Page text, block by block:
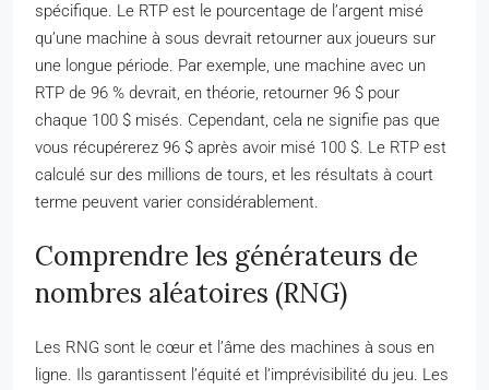
spécifique. Le RTP est le pourcentage de l’argent misé
qu’une machine à sous devrait retourner aux joueurs sur
une longue période. Par exemple, une machine avec un
RTP de 96 % devrait, en théorie, retourner 96 $ pour
chaque 100 $ misés. Cependant, cela ne signifie pas que
vous récupérerez 96 $ après avoir misé 100 $. Le RTP est
calculé sur des millions de tours, et les résultats à court
terme peuvent varier considérablement.
Comprendre les générateurs de
nombres aléatoires (RNG)
Les RNG sont le cœur et l’âme des machines à sous en
ligne. Ils garantissent l’équité et l’imprévisibilité du jeu. Les